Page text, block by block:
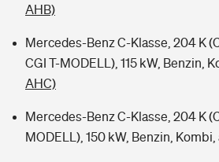
AHB)
Mercedes-Benz C-Klasse, 204 K
CGI T-MODELL), 115 kW, Benzin,
AHC)
Mercedes-Benz C-Klasse, 204 K
MODELL), 150 kW, Benzin,